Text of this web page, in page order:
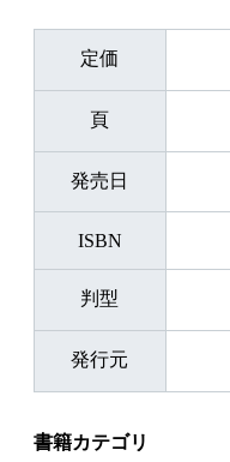
定価
頁
発売日
ISBN
判型
発行元
書籍カテゴリ